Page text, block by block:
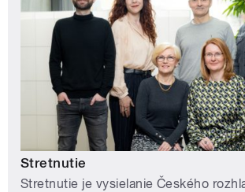
Stretnutie
Stretnutie je vysielanie Českého